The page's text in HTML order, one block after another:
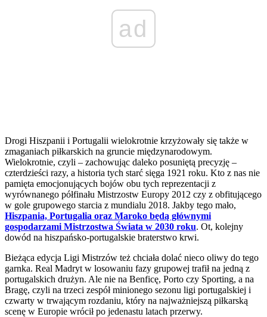
ad
Drogi Hiszpanii i Portugalii wielokrotnie krzyżowały się także w
zmaganiach piłkarskich na gruncie międzynarodowym.
Wielokrotnie, czyli – zachowując daleko posuniętą precyzję –
czterdzieści razy, a historia tych starć sięga 1921 roku. Kto z nas nie
pamięta emocjonujących bojów obu tych reprezentacji z
wyrównanego półfinału Mistrzostw Europy 2012 czy z obfitującego
w gole grupowego starcia z mundialu 2018. Jakby tego mało,
Hiszpania, Portugalia oraz Maroko będą głównymi
gospodarzami Mistrzostwa Świata w 2030 roku. Ot, kolejny
dowód na hiszpańsko-portugalskie braterstwo krwi.
Bieżąca edycja Ligi Mistrzów też chciała dolać nieco oliwy do tego
garnka. Real Madryt w losowaniu fazy grupowej trafił na jedną z
portugalskich drużyn. Ale nie na Benficę, Porto czy Sporting, a na
Bragę, czyli na trzeci zespół minionego sezonu ligi portugalskiej i
czwarty w trwającym rozdaniu, który na najważniejszą piłkarską
scenę w Europie wrócił po jedenastu latach przerwy.